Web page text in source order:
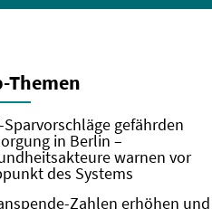
Themen
Sparvorschläge gefährden
in Berlin –
warnen vor
des Systems
Zahlen erhöhen und